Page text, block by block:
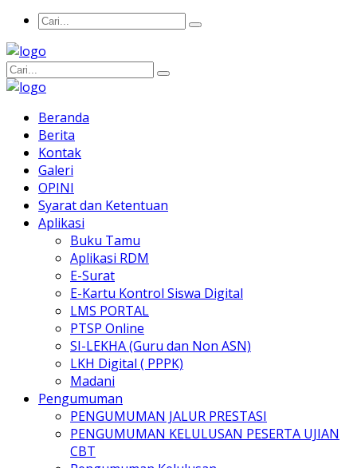
Beranda
Berita
Kontak
Galeri
OPINI
Syarat dan Ketentuan
Aplikasi
Buku Tamu
Aplikasi RDM
E-Surat
E-Kartu Kontrol Siswa Digital
LMS PORTAL
PTSP Online
SI-LEKHA (Guru dan Non ASN)
LKH Digital ( PPPK)
Madani
Pengumuman
PENGUMUMAN JALUR PRESTASI
PENGUMUMAN KELULUSAN PESERTA UJIAN
CBT